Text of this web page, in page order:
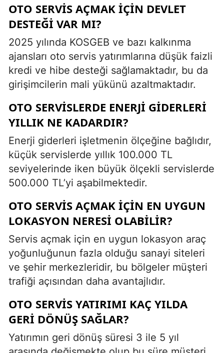
OTO SERVIS AÇMAK IÇIN DEVLET
DESTEĞI VAR MI?
2025 yılında KOSGEB ve bazı kalkınma
ajansları oto servis yatırımlarına düşük faizli
kredi ve hibe desteği sağlamaktadır, bu da
girişimcilerin mali yükünü azaltmaktadır.
OTO SERVISLERDE ENERJI GIDERLERI
YILLIK NE KADARDIR?
Enerji giderleri işletmenin ölçeğine bağlıdır,
küçük servislerde yıllık 100.000 TL
seviyelerinde iken büyük ölçekli servislerde
500.000 TL’yi aşabilmektedir.
OTO SERVIS AÇMAK IÇIN EN UYGUN
LOKASYON NERESI OLABILIR?
Servis açmak için en uygun lokasyon araç
yoğunluğunun fazla olduğu sanayi siteleri
ve şehir merkezleridir, bu bölgeler müşteri
trafiği açısından daha avantajlıdır.
OTO SERVIS YATIRIMI KAÇ YILDA
GERI DÖNÜŞ SAĞLAR?
Yatırımın geri dönüş süresi 3 ile 5 yıl